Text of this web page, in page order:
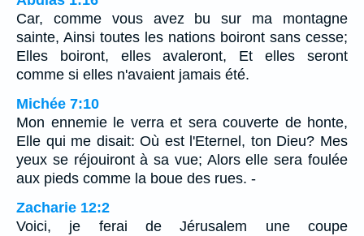
Car, comme vous avez bu sur ma montagne
sainte, Ainsi toutes les nations boiront sans cesse;
Elles boiront, elles avaleront, Et elles seront
comme si elles n'avaient jamais été.
Michée 7:10
Mon ennemie le verra et sera couverte de honte,
Elle qui me disait: Où est l'Eternel, ton Dieu? Mes
yeux se réjouiront à sa vue; Alors elle sera foulée
aux pieds comme la boue des rues. -
Zacharie 12:2
Voici, je ferai de Jérusalem une coupe